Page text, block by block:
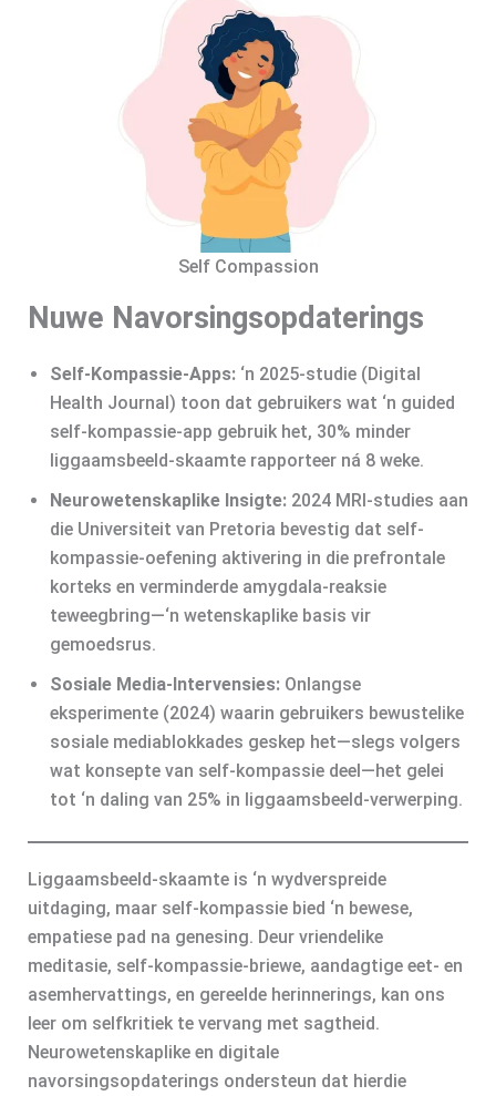
Self Compassion
Nuwe Navorsingsopdaterings
Self-Kompassie‑Apps:‘n 2025-studie (Digital
Health Journal) toon dat gebruikers wat ‘n guided
self-kompassie-app gebruik het, 30% minder
liggaamsbeeld-skaamte rapporteer ná 8 weke.
Neurowetenskaplike Insigte:2024 MRI-studies aan
die Universiteit van Pretoria bevestig dat self-
kompassie-oefening aktivering in die prefrontale
korteks en verminderde amygdala‑reaksie
teweegbring—‘n wetenskaplike basis vir
gemoedsrus.
Sosiale Media‑Intervensies:Onlangse
eksperimente (2024) waarin gebruikers bewustelike
sosiale mediablokkades geskep het—slegs volgers
wat konsepte van self-kompassie deel—het gelei
tot ‘n daling van 25% in liggaamsbeeld-verwerping.
Liggaamsbeeld-skaamte is ‘n wydverspreide
uitdaging, maar self-kompassie bied ‘n bewese,
empatiese pad na genesing. Deur vriendelike
meditasie, self-kompassie‑briewe, aandagtige eet‑ en
asemhervattings, en gereelde herinnerings, kan ons
leer om selfkritiek te vervang met sagtheid.
Neurowetenskaplike en digitale
navorsingsopdaterings ondersteun dat hierdie